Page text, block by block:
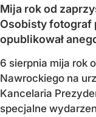
Mija rok od
Osobisty fotograf
opublikował
6 sierpnia mija rok
Nawrockiego na
Kancelaria
specjalne